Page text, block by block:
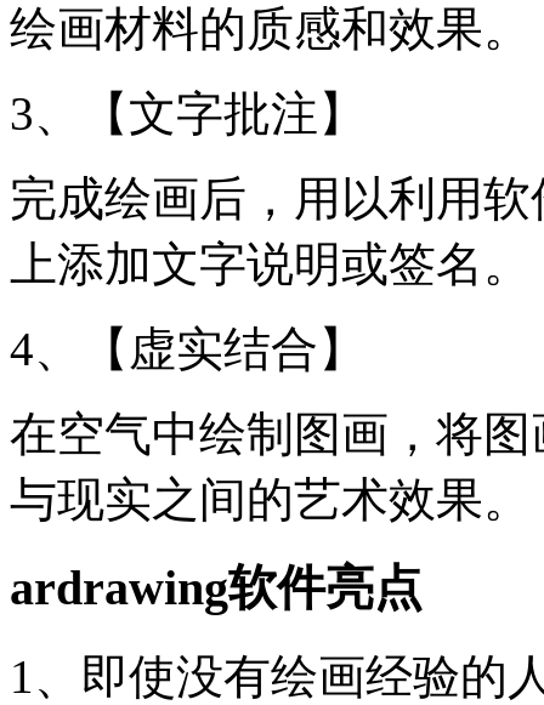
绘画材料的质感和效果。
3、【文字批注】
完成绘画后，用以利用
上添加文字说明或签名。
4、【虚实结合】
在空气中绘制图画，将
与现实之间的艺术效果。
ardrawing软件亮点
1、即使没有绘画经验的